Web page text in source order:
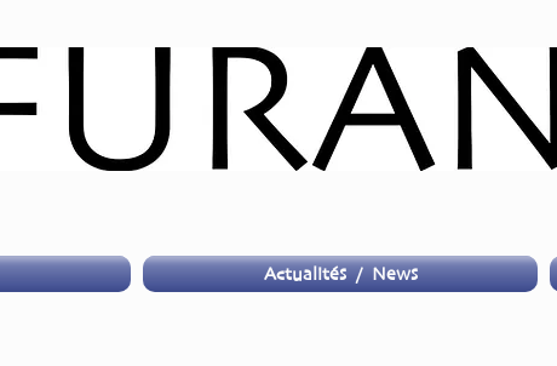
Actualités / News